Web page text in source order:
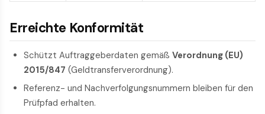
Erreichte Konformität
Schützt Auftraggeberdaten gemäß Verordnung (EU)
2015/847 (Geldtransferverordnung).
Referenz- und Nachverfolgungsnummern bleiben für den
Prüfpfad erhalten.